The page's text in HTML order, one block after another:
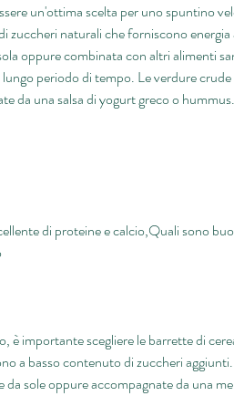
un'ottima scelta per uno spuntino
zuccheri naturali che forniscono
oppure combinata con altri alimenti
periodo di tempo. Le verdure
da una salsa di yogurt greco o hummus.
di proteine e calcio,Quali sono
è importante scegliere le barrette di
a basso contenuto di zuccheri
da sole oppure accompagnate da una